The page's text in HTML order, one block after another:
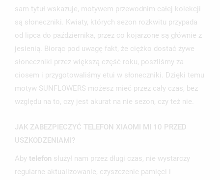
sam tytuł wskazuje, motywem przewodnim całej kolekcji
są słoneczniki. Kwiaty, których sezon rozkwitu przypada
od lipca do października, przez co kojarzone są głównie z
jesienią. Biorąc pod uwagę fakt, że ciężko dostać żywe
słoneczniki przez większą część roku, poszliśmy za
ciosem i przygotowaliśmy etui w słoneczniki. Dzięki temu
motyw SUNFLOWERS możesz mieć przez cały czas, bez
względu na to, czy jest akurat na nie sezon, czy też nie.
JAK ZABEZPIECZYĆ TELEFON XIAOMI MI 10 PRZED
USZKODZENIAMI?
Aby telefon służył nam przez długi czas, nie wystarczy
regularne aktualizowanie, czyszczenie pamięci i
add_circle_outline UTWÓRZ NOWĄ LISTĘ
NAZWA LISTY ŻYCZEŃ
ZALOGUJ SIĘ
MUSISZ BYĆ ZALOGOWANY BY ZAPISAĆ PRODUKTY NA